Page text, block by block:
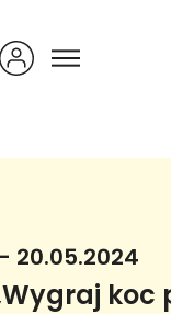
20.05.2024
koc